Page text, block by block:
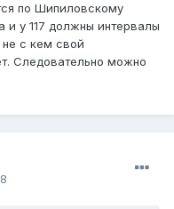
по Шипиловскому
и у 117 должны интервалы
не с кем свой
Следовательно можно